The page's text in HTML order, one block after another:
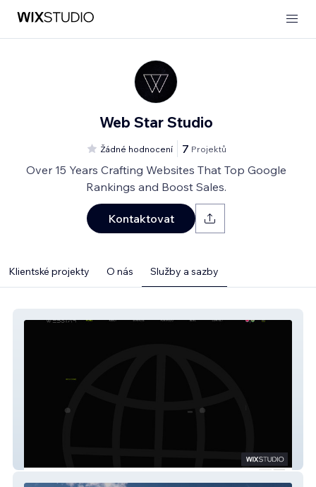
Web Star Studio
Žádné hodnocení 7 Projektů
Over 15 Years Crafting Websites That Top Google
Rankings and Boost Sales.
Kontaktovat
Klientské projekty O nás Služby a sazby